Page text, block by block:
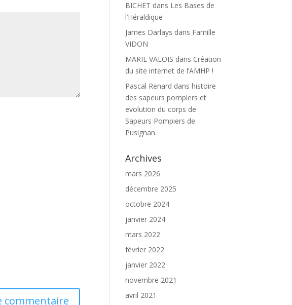
BICHET dans Les Bases de
l’Héraldique
James Darlays dans Famille
VIDON
MARIE VALOIS dans Création
du site internet de l’AMHP !
Pascal Renard danshistoire
des sapeurs pompiers et
evolution du corps de
Sapeurs Pompiers de
Pusignan.
Archives
mars 2026
décembre 2025
octobre 2024
janvier 2024
mars 2022
février 2022
janvier 2022
novembre 2021
avril 2021